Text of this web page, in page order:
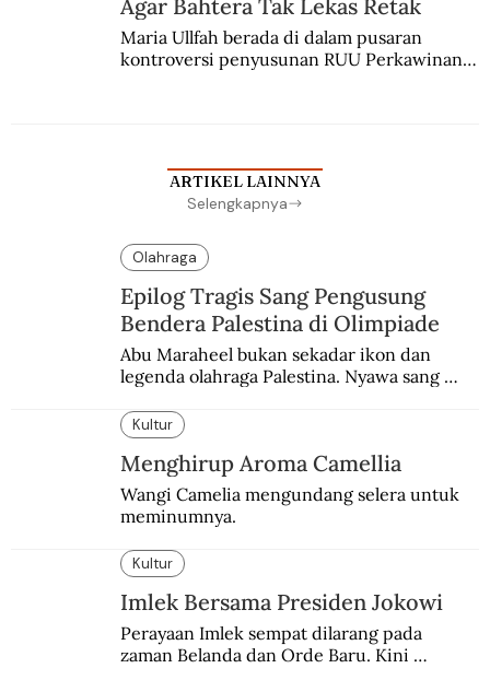
Agar Bahtera Tak Lekas Retak
Maria Ullfah berada di dalam pusaran
kontroversi penyusunan RUU Perkawinan.
ARTIKEL LAINNYA
Selengkapnya
Olahraga
Epilog Tragis Sang Pengusung
Bendera Palestina di Olimpiade
Abu Maraheel bukan sekadar ikon dan
legenda olahraga Palestina. Nyawa sang
memblokade Rafah.
Kultur
Menghirup Aroma Camellia
Wangi Camelia mengundang selera untuk
meminumnya.
Kultur
Imlek Bersama Presiden Jokowi
Perayaan Imlek sempat dilarang pada
zaman Belanda dan Orde Baru. Kini